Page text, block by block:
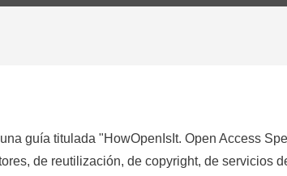
guía titulada "HowOpenIsIt. Open Access
de reutilización, de copyright, de